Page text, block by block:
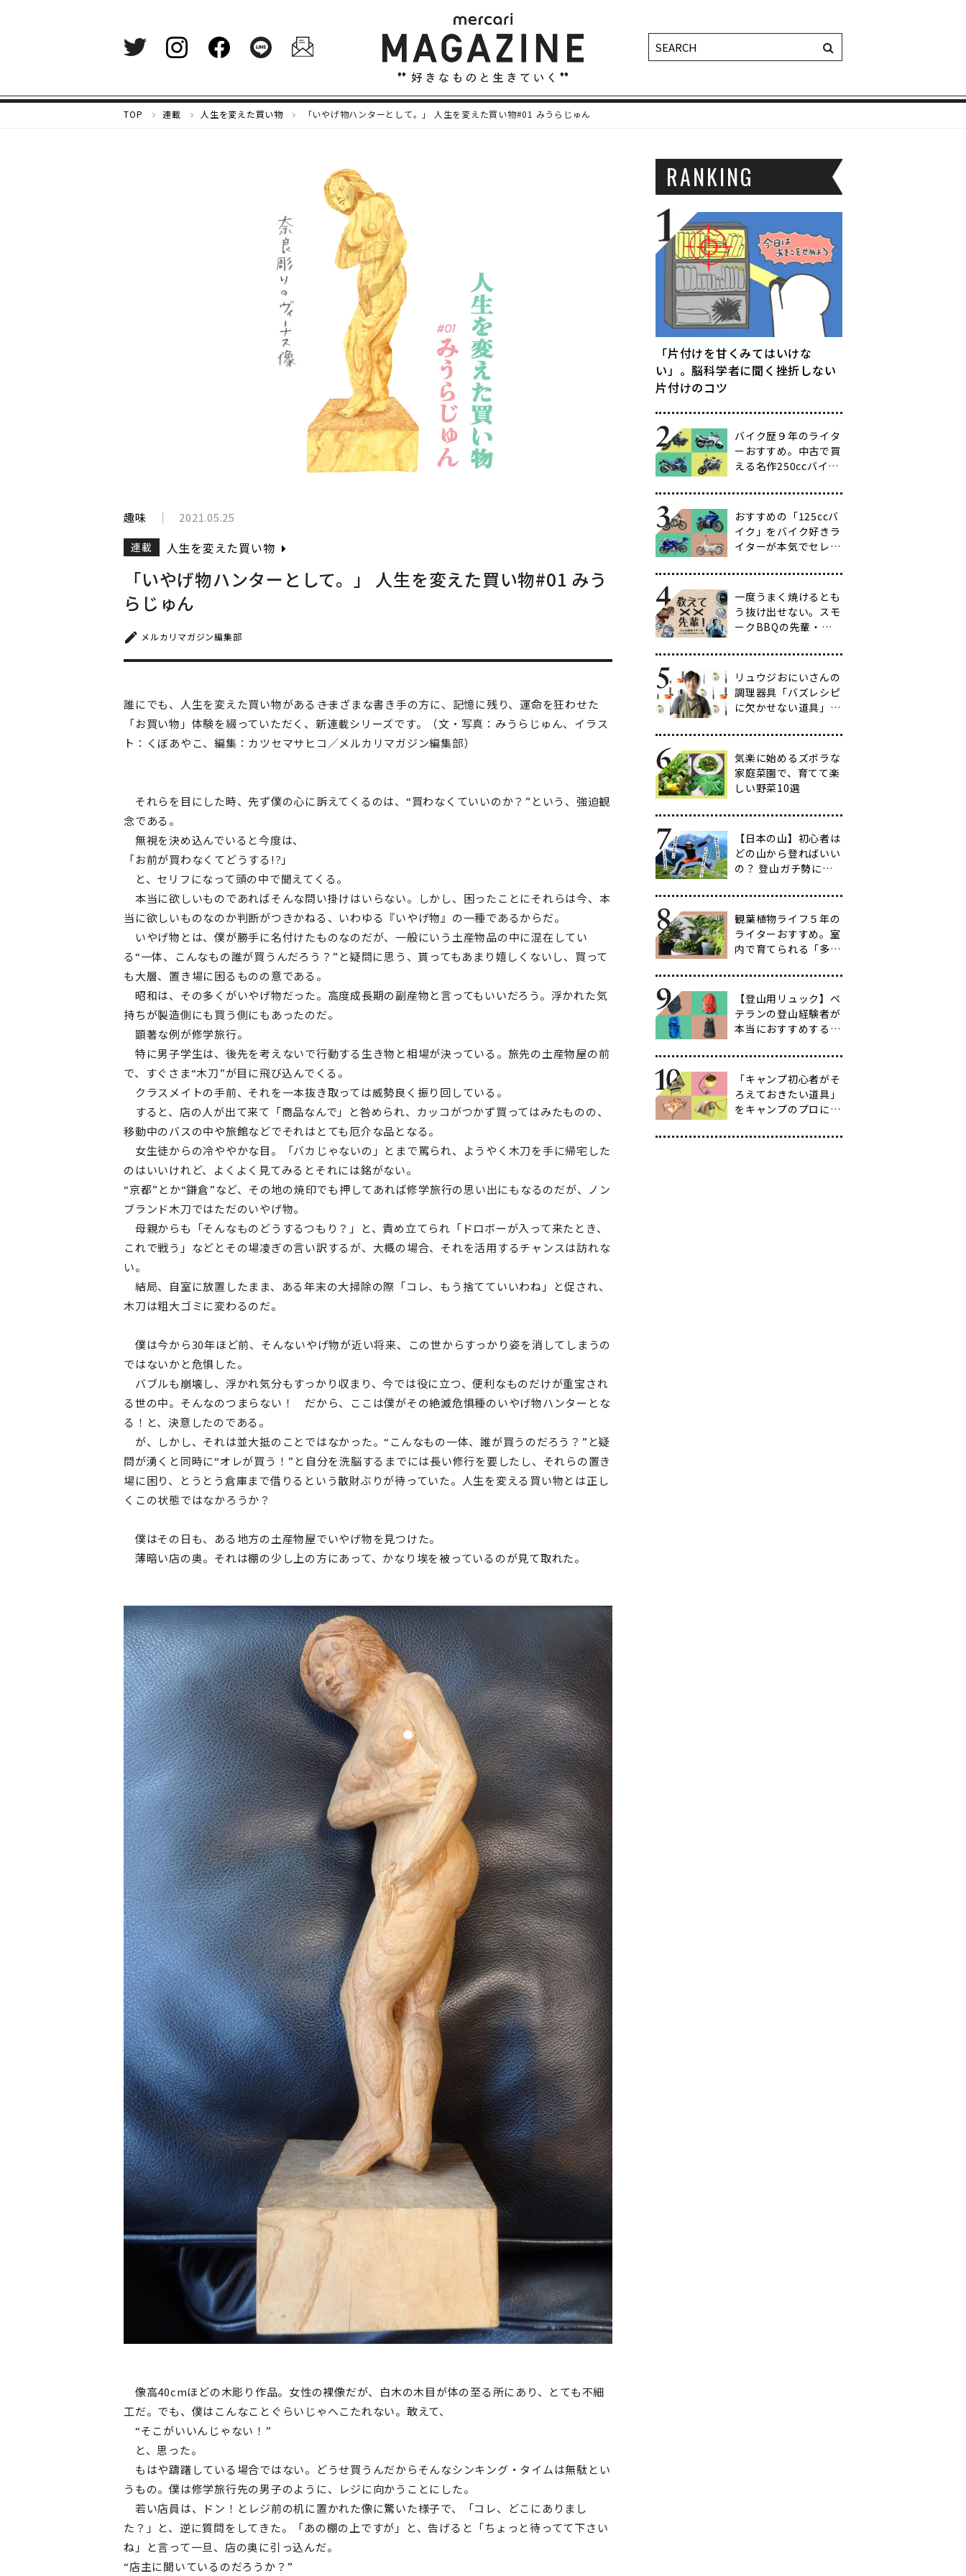
TOP
メ
連載 人生を変えた買い物 「いやげ物ハンターとして。」 人生を変えた買い物#01 みうらじゅん
趣味 2021.05.25
連載 人生を変えた買い物
「いやげ物ハンターとして。」 人生を変えた買い物#01 みう
らじゅん
メルカリマガジン編集部
誰にでも、人生を変えた買い物がある――さまざまな書き手の方に、記憶に残り、運命を狂わせた
「お買い物」体験を綴っていただく、新連載シリーズです。（文・写真：みうらじゅん、イラス
ト：くぼあやこ、編集：カツセマサヒコ／メルカリマガジン編集部）
それらを目にした時、先ず僕の心に訴えてくるのは、“買わなくていいのか？”という、強迫観
念である。
無視を決め込んでいると今度は、
「お前が買わなくてどうする!?」
と、セリフになって頭の中で聞えてくる。
本当に欲しいものであればそんな問い掛けはいらない。しかし、困ったことにそれらは今、本
当に欲しいものなのか判断がつきかねる、いわゆる『いやげ物』の一種であるからだ。
いやげ物とは、僕が勝手に名付けたものなのだが、一般にいう土産物品の中に混在してい
る“一体、こんなもの誰が買うんだろう？”と疑問に思う、貰ってもあまり嬉しくないし、買って
も大層、置き場に困るものの意である。
昭和は、その多くがいやげ物だった。高度成長期の副産物と言ってもいいだろう。浮かれた気
持ちが製造側にも買う側にもあったのだ。
顕著な例が修学旅行。
特に男子学生は、後先を考えないで行動する生き物と相場が決っている。旅先の土産物屋の前
で、すぐさま“木刀”が目に飛び込んでくる。
クラスメイトの手前、それを一本抜き取っては威勢良く振り回している。
すると、店の人が出て来て「商品なんで」と咎められ、カッコがつかず買ってはみたものの、
移動中のバスの中や旅館などでそれはとても厄介な品となる。
女生徒からの冷ややかな目。「バカじゃないの」とまで罵られ、ようやく木刀を手に帰宅した
のはいいけれど、よくよく見てみるとそれには銘がない。
“京都”とか“鎌倉”など、その地の焼印でも押してあれば修学旅行の思い出にもなるのだが、ノン
ブランド木刀ではただのいやげ物。
母親からも「そんなものどうするつもり？」と、責め立てられ「ドロボーが入って来たとき、
これで戦う」などとその場凌ぎの言い訳するが、大概の場合、それを活用するチャンスは訪れな
い。
結局、自室に放置したまま、ある年末の大掃除の際「コレ、もう捨てていいわね」と促され、
木刀は粗大ゴミに変わるのだ。
僕は今から30年ほど前、そんないやげ物が近い将来、この世からすっかり姿を消してしまうの
ではないかと危惧した。
バブルも崩壊し、浮かれ気分もすっかり収まり、今では役に立つ、便利なものだけが重宝され
る世の中。そんなのつまらない！ だから、ここは僕がその絶滅危惧種のいやげ物ハンターとな
る！と、決意したのである。
が、しかし、それは並大抵のことではなかった。“こんなもの一体、誰が買うのだろう？”と疑
問が湧くと同時に“オレが買う！”と自分を洗脳するまでには長い修行を要したし、それらの置き
場に困り、とうとう倉庫まで借りるという散財ぶりが待っていた。人生を変える買い物とは正し
くこの状態ではなかろうか？
僕はその日も、ある地方の土産物屋でいやげ物を見つけた。
薄暗い店の奥。それは棚の少し上の方にあって、かなり埃を被っているのが見て取れた。
像高40cmほどの木彫り作品。女性の裸像だが、白木の木目が体の至る所にあり、とても不細
工だ。でも、僕はこんなことぐらいじゃへこたれない。敢えて、
“そこがいいんじゃない！”
と、思った。
もはや躊躇している場合ではない。どうせ買うんだからそんなシンキング・タイムは無駄とい
うもの。僕は修学旅行先の男子のように、レジに向かうことにした。
若い店員は、ドン！とレジ前の机に置かれた像に驚いた様子で、「コレ、どこにありまし
た？」と、逆に質問をしてきた。「あの棚の上ですが」と、告げると「ちょっと待ってて下さい
ね」と言って一旦、店の奥に引っ込んだ。
“店主に聞いているのだろうか？”
RANKING
「片付けを甘くみてはいけな
い」。脳科学者に聞く挫折しない
片付けのコツ
バイク歴９年のライタ
ーおすすめ。中古で買
える名作250ccバイク
からベテラン向けま
で】
おすすめの「125ccバ
イク」をバイク好きラ
イターが本気でセレク
一度うまく焼けるとも
う抜け出せない。スモ
ークBBQの先輩・渋
だわりのアイテム20
選
リュウジおにいさんの
調理器具「バズレシピ
に欠かせない道具」５
気楽に始めるズボラな
家庭菜園で、育てて楽
しい野菜10選
【日本の山】初心者は
どの山から登ればいい
の？ 登山ガチ勢に聞
ぎ】
観葉植物ライフ５年の
ライターおすすめ。室
内で育てられる「多肉
育て方も紹介】
【登山用リュック】ベ
テランの登山経験者が
本当におすすめする容
選
「キャンプ初心者がそ
ろえておきたい道具」
をキャンプのプロに聞